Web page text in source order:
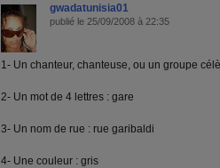
gwadatunisia01
publié le 25/09/2008 à 22:35
1- Un chanteur, chanteuse, ou un groupe
2- Un mot de 4 lettres : gare
3- Un nom de rue : rue garibaldi
4- Une couleur : gris